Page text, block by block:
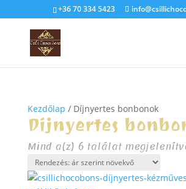
+36 70 334 5423
Kezdőlap / Díjnyertes bonbonok
Díjnyertes
Mind a(z) 6 találat